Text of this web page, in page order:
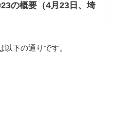
の概要（4月23日、埼
以下の通りです。